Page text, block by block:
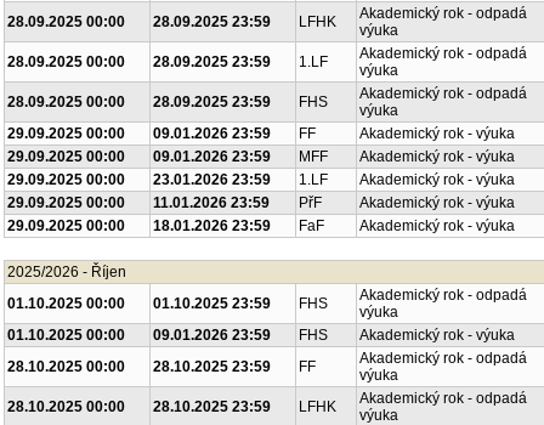
28.09.2025 00:00
28.09.2025 23:59 LFHK
Akademický rok - odpadá
výuka
28.09.2025 00:00
28.09.2025 23:59 1.LF
Akademický rok - odpadá
výuka
28.09.2025 00:00
28.09.2025 23:59 FHS
Akademický rok - odpadá
výuka
29.09.2025 00:00
09.01.2026 23:59 FF
Akademický rok - výuka
29.09.2025 00:00
09.01.2026 23:59 MFF
Akademický rok - výuka
29.09.2025 00:00
23.01.2026 23:59 1.LF
Akademický rok - výuka
29.09.2025 00:00
11.01.2026 23:59 PřF
Akademický rok - výuka
29.09.2025 00:00
18.01.2026 23:59 FaF Akademický rok - výuka
2025/2026 - Říjen
01.10.2025 00:00
01.10.2025 23:59 FHS
Akademický rok - odpadá
výuka
01.10.2025 00:00
09.01.2026 23:59 FHS
Akademický rok - výuka
28.10.2025 00:00
28.10.2025 23:59 FF
Akademický rok - odpadá
výuka
28.10.2025 00:00
28.10.2025 23:59 LFHK
Akademický rok - odpadá
výuka